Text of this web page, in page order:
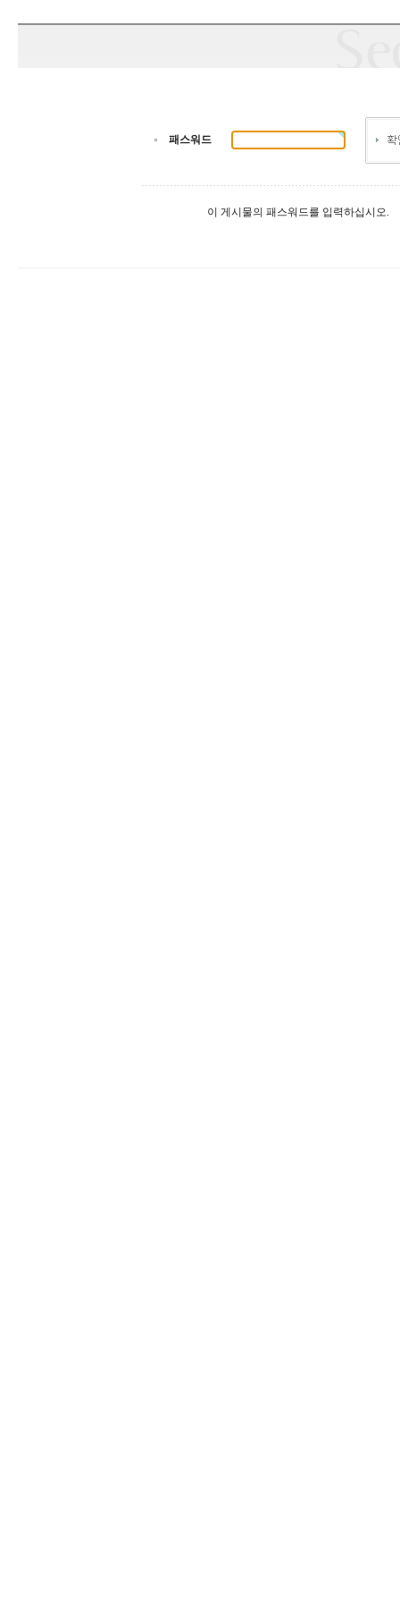
패스워드
이 게시물의 패스워드를 입력하십시오.